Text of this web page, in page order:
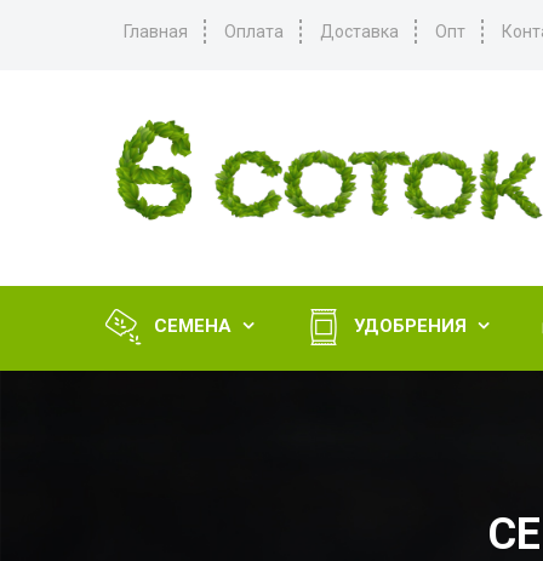
Главная Оплата Доставка Опт
СЕМЕНА  УДОБРЕНИЯ 